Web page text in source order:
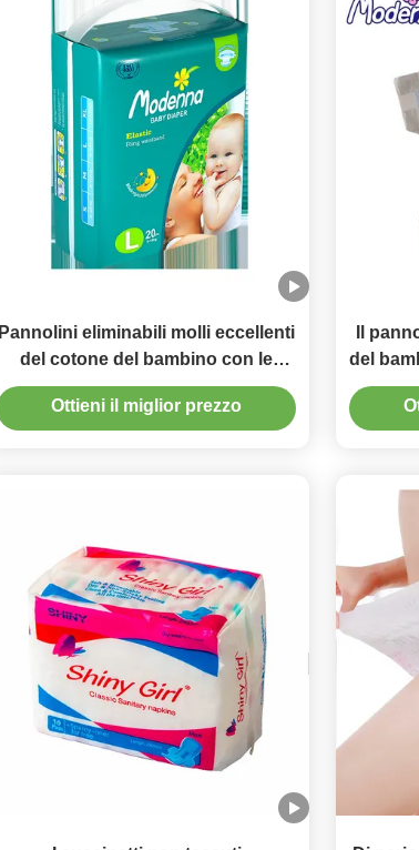
Pannolini eliminabili molli eccellenti
del cotone del bambino con le
cinture elastiche
Ottieni il miglior prezzo
Il
del